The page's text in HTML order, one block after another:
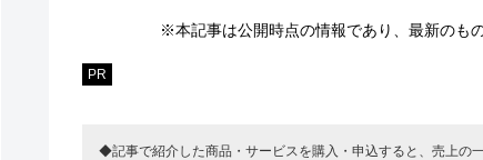
※本記事は公開時点の情報であり、最新のも
PR
◆記事で紹介した商品・サービスを購入・申込すると、売上の